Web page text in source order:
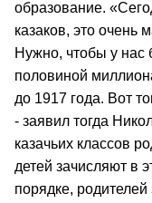
образование.
казаков, это очень
Нужно, чтобы у нас
половиной
до 1917 года. Вот
- заявил тогда
казачьих классов
детей зачисляют в
порядке,